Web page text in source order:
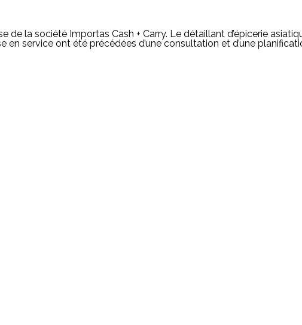
la société Importas Cash + Carry. Le détaillant d’épicerie
service ont été précédées d’une consultation et d’une